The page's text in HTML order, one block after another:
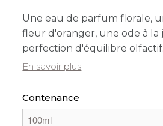
Une eau de parfum florale,
fleur d'oranger, une ode à la
perfection d'équilibre olfactif.
En savoir plus
Contenance